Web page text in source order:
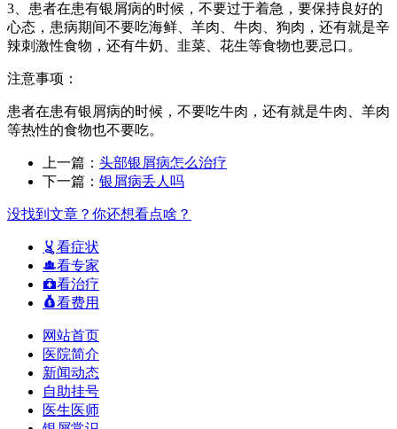
3、患者在患有银屑病的时候，不要过于着急，要保持良好的
心态，患病期间不要吃海鲜、羊肉、牛肉、狗肉，还有就是辛
辣刺激性食物，还有牛奶、韭菜、花生等食物也要忌口。
注意事项：
患者在患有银屑病的时候，不要吃牛肉，还有就是牛肉、羊肉
等热性的食物也不要吃。
上一篇： 头部银屑病怎么治疗
下一篇： 银屑病丢人吗
没找到文章？你还想看点啥？
看症状
看专家
看治疗
看费用
网站首页
医院简介
新闻动态
自助挂号
医生医师